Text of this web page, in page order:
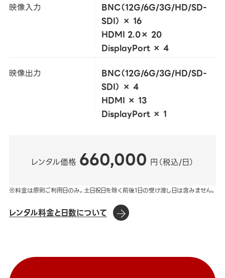
映像入力
BNC（12G/6G/3G/HD/SD-
SDI） × 16
HDMI 2.0× 20
DisplayPort × 4
映像出力
BNC（12G/6G/3G/HD/SD-
SDI） × 4
HDMI × 13
DisplayPort × 1
レンタル価格 660,000 円（税込/日）
※料金は原則ご利用日のみ。土日祝日を除く前後1日の受け渡し日は含みません。
レンタル料金と日数について